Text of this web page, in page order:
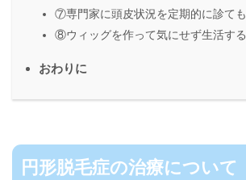
⑦専門家に頭皮状況を定期的に診て
⑧ウィッグを作って気にせず生活する
おわりに
円形脱毛症の治療について